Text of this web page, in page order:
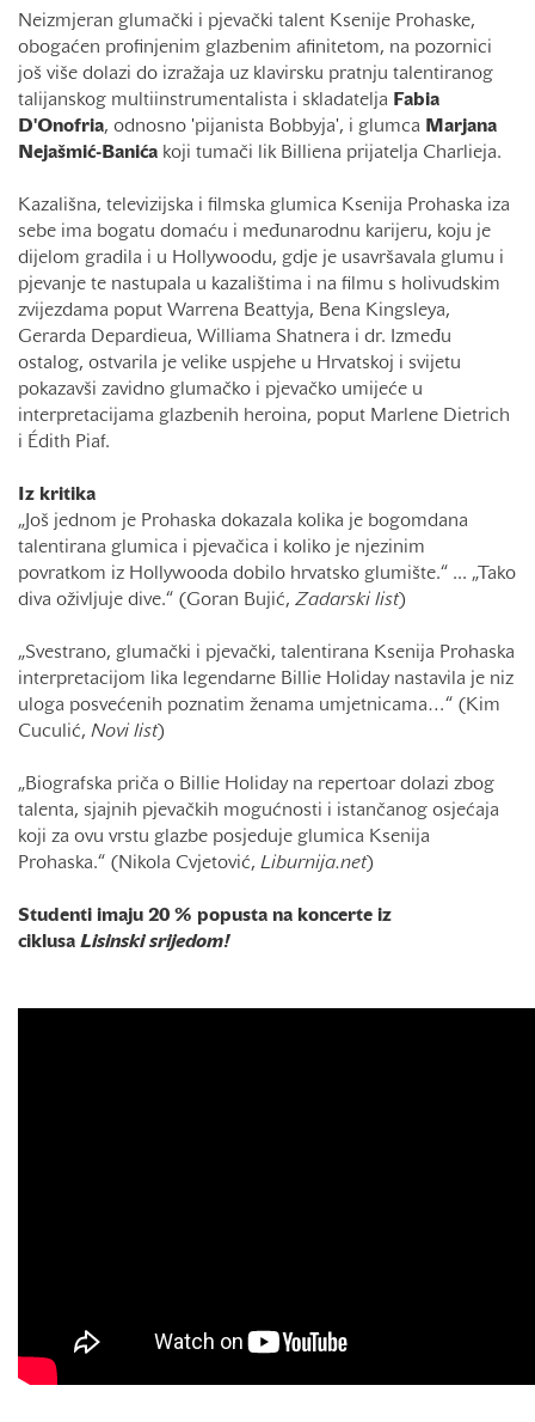
Neizmjeran glumački i pjevački talent Ksenije Prohaske,
obogaćen profinjenim glazbenim afinitetom, na pozornici
još više dolazi do izražaja uz klavirsku pratnju talentiranog
talijanskog multiinstrumentalista i skladatelja Fabia
D'Onofria, odnosno 'pijanista Bobbyja', i glumca Marjana
Nejašmić-Banića koji tumači lik Billiena prijatelja Charlieja.
Kazališna, televizijska i filmska glumica Ksenija Prohaska iza
sebe ima bogatu domaću i međunarodnu karijeru, koju je
dijelom gradila i u Hollywoodu, gdje je usavršavala glumu i
pjevanje te nastupala u kazalištima i na filmu s holivudskim
zvijezdama poput Warrena Beattyja, Bena Kingsleya,
Gerarda Depardieua, Williama Shatnera i dr. Između
ostalog, ostvarila je velike uspjehe u Hrvatskoj i svijetu
pokazavši zavidno glumačko i pjevačko umijeće u
interpretacijama glazbenih heroina, poput Marlene Dietrich
i Édith Piaf.
Iz kritika
„Još jednom je Prohaska dokazala kolika je bogomdana
talentirana glumica i pjevačica i koliko je njezinim
povratkom iz Hollywooda dobilo hrvatsko glumište.“ ... „Tako
diva oživljuje dive.“ (Goran Bujić, Zadarski list)
„Svestrano, glumački i pjevački, talentirana Ksenija Prohaska
interpretacijom lika legendarne Billie Holiday nastavila je niz
uloga posvećenih poznatim ženama umjetnicama…“ (Kim
Cuculić, Novi list)
„Biografska priča o Billie Holiday na repertoar dolazi zbog
talenta, sjajnih pjevačkih mogućnosti i istančanog osjećaja
koji za ovu vrstu glazbe posjeduje glumica Ksenija
Prohaska.“ (Nikola Cvjetović, Liburnija.net)
Studenti imaju 20 % popusta na koncerte iz
ciklusa Lisinski srijedom!